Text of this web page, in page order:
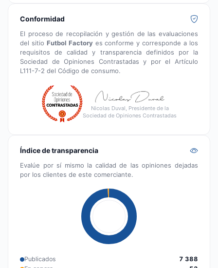
Conformidad
El proceso de recopilación y gestión de las evaluaciones
del sitio Futbol Factoryes conforme y corresponde a los
requisitos de calidad y transparencia definidos por la
Sociedad de Opiniones Contrastadas y por el Artículo
L111-7-2 del Código de consumo.
Nicolas Duval, Presidente de la
Sociedad de Opiniones Contrastadas
Índice de transparencia
Evalúe por sí mismo la calidad de las opiniones dejadas
por los clientes de este comerciante.
Publicados
7 388